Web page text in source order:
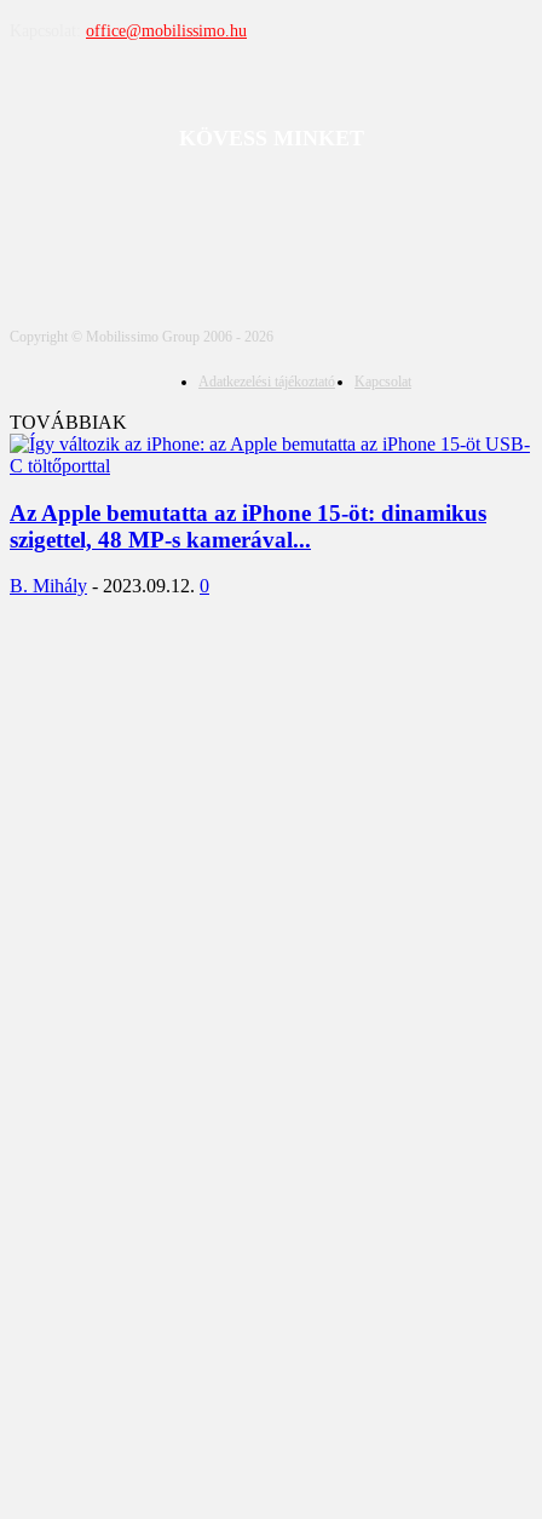
office@mobilissimo.hu
Copyright © Mobilissimo Group 2006 - 2026
Adatkezelési tájékoztató Kapcsolat
TOVÁBBIAK
Az Apple bemutatta az iPhone 15-öt: dinamikus
szigettel, 48 MP-s kamerával...
B. Mihály - 2023.09.12. 0